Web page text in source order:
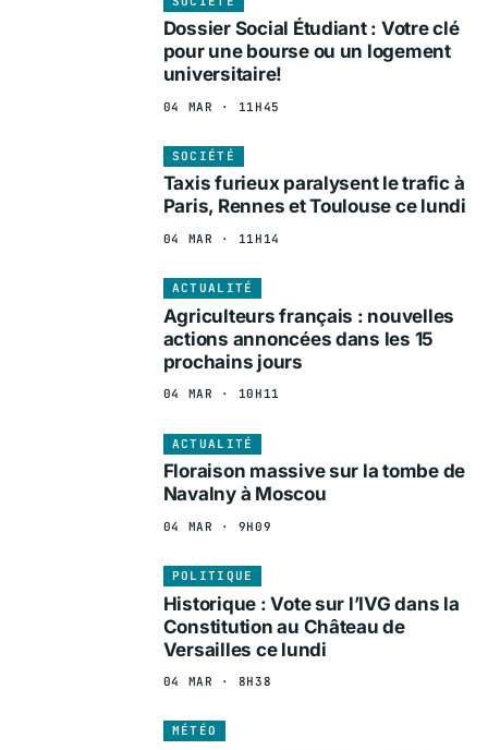
Dossier Social Étudiant : Votre clé
pour une bourse ou un logement
universitaire!
04 MAR · 11H45
SOCIÉTÉ
Taxis furieux paralysent le trafic à
Paris, Rennes et Toulouse ce lundi
04 MAR · 11H14
ACTUALITÉ
Agriculteurs français : nouvelles
actions annoncées dans les 15
prochains jours
04 MAR · 10H11
ACTUALITÉ
Floraison massive sur la tombe de
Navalny à Moscou
04 MAR · 9H09
POLITIQUE
Historique : Vote sur l’IVG dans la
Constitution au Château de
Versailles ce lundi
04 MAR · 8H38
MÉTÉO